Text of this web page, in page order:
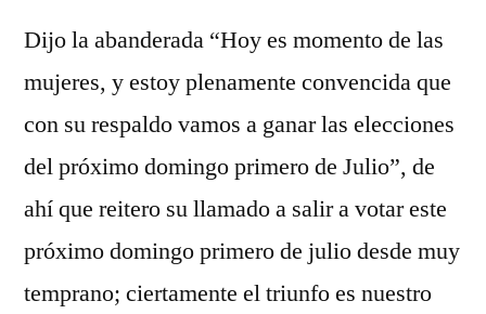
Dijo la abanderada “Hoy es momento de las
mujeres, y estoy plenamente convencida que
con su respaldo vamos a ganar las elecciones
del próximo domingo primero de Julio”, de
ahí que reitero su llamado a salir a votar este
próximo domingo primero de julio desde muy
temprano; ciertamente el triunfo es nuestro